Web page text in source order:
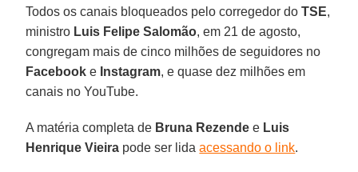
Todos os canais bloqueados pelo corregedor doTSE,
ministro Luis Felipe Salomão, em 21 de agosto,
congregam mais de cinco milhões de seguidores no
Facebook e Instagram, e quase dez milhões em
canais no YouTube.
A matéria completa de Bruna Rezende e Luis
Henrique Vieira pode ser lidaacessando o link.